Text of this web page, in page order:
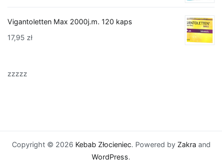
Vigantoletten Max 2000j.m. 120 kaps
17,95 zł
zzzzz
Copyright © 2026 Kebab Złocieniec. Powered by Zakra and
WordPress.